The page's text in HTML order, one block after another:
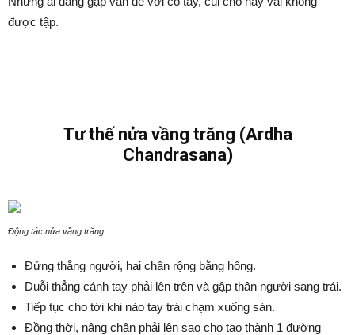
được tập.
Tư thế nửa vầng trăng (Ardha
Chandrasana)
Động tác nửa vầng trăng
Đứng thẳng người, hai chân rộng bằng hông.
Duỗi thẳng cánh tay phải lên trên và gập thân người sang trái.
Tiếp tục cho tới khi nào tay trái chạm xuống sàn.
Đồng thời, nâng chân phải lên sao cho tạo thành 1 đường